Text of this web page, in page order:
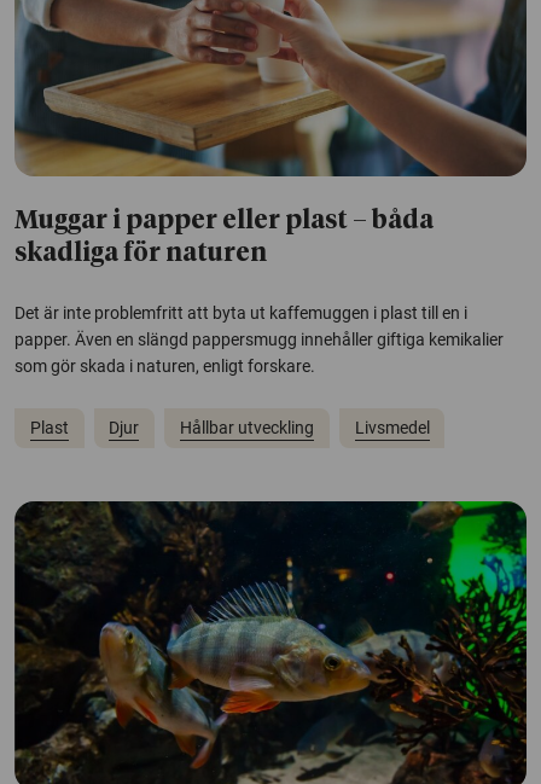
Muggar i papper eller plast – båda
skadliga för naturen
Det är inte problemfritt att byta ut kaffemuggen i plast till en i
papper. Även en slängd pappersmugg innehåller giftiga kemikalier
som gör skada i naturen, enligt forskare.
Plast Djur Hållbar utveckling Livsmedel